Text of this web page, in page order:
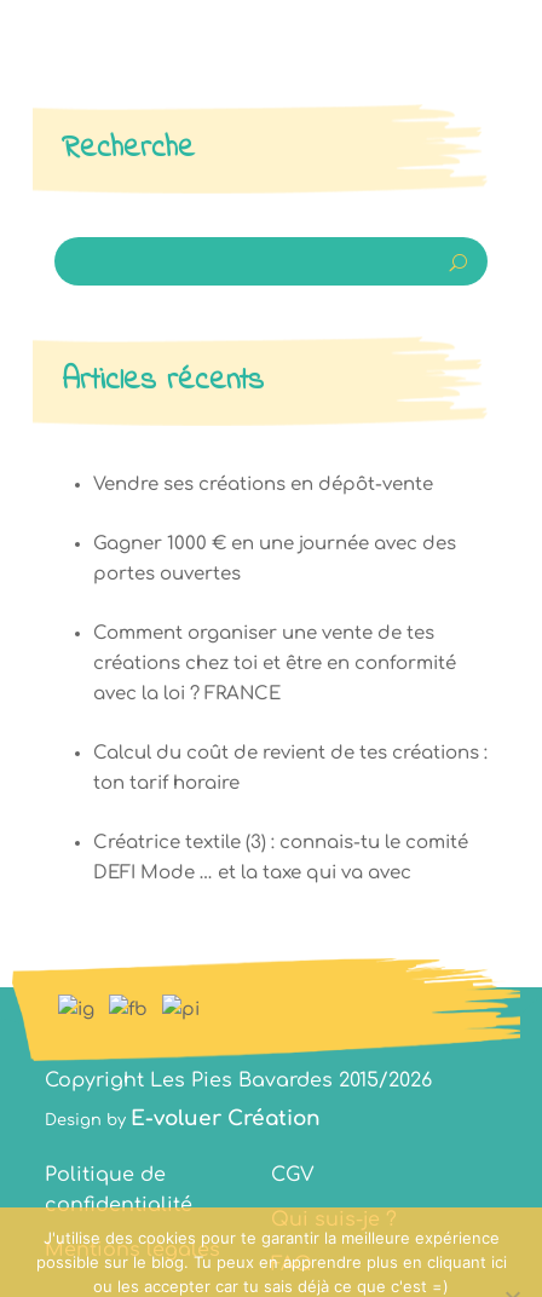
Recherche
Articles récents
Vendre ses créations en dépôt-vente
Gagner 1000 € en une journée avec des
portes ouvertes
Comment organiser une vente de tes
créations chez toi et être en conformité
avec la loi ? FRANCE
Calcul du coût de revient de tes créations :
ton tarif horaire
Créatrice textile (3) : connais-tu le comité
DEFI Mode … et la taxe qui va avec
Copyright Les Pies Bavardes 2015/2026
Design by E-voluer Création
Politique de
confidentialité
Mentions légales
CGV
Qui suis-je ?
FAQ
J'utilise des cookies pour te garantir la meilleure expérience
possible sur le blog. Tu peux en apprendre plus en cliquant ici
ou les accepter car tu sais déjà ce que c'est =)